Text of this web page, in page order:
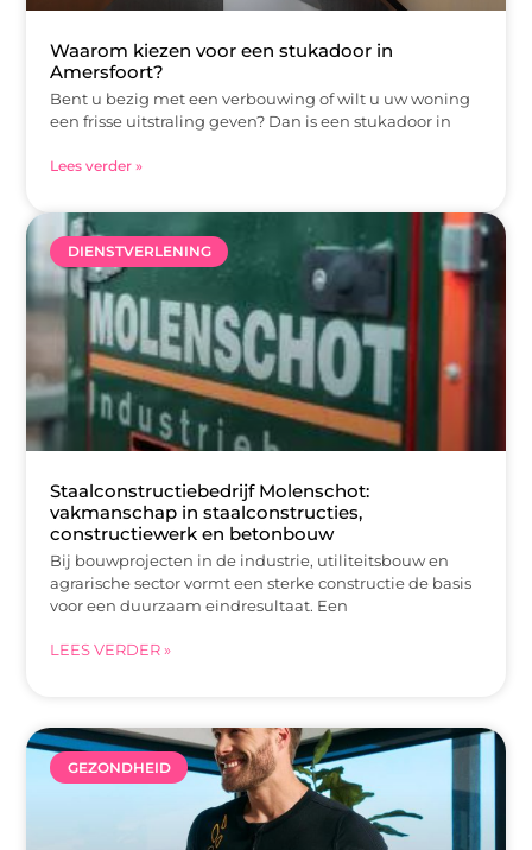
Waarom kiezen voor een stukadoor in
Amersfoort?
Bent u bezig met een verbouwing of wilt u uw woning
een frisse uitstraling geven? Dan is een stukadoor in
Lees verder »
DIENSTVERLENING
Staalconstructiebedrijf Molenschot:
vakmanschap in staalconstructies,
constructiewerk en betonbouw
Bij bouwprojecten in de industrie, utiliteitsbouw en
agrarische sector vormt een sterke constructie de basis
voor een duurzaam eindresultaat. Een
LEES VERDER »
GEZONDHEID